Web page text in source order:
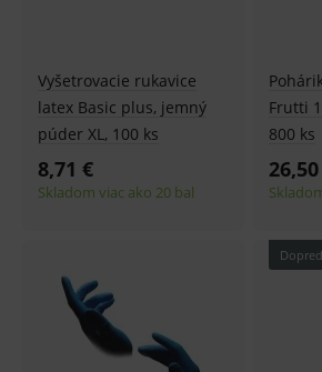
Vyšetrovacie rukavice
latex Basic plus, jemný
púder XL, 100 ks
8,71 €
Skladom viac ako 20 bal
Frutti
800 ks